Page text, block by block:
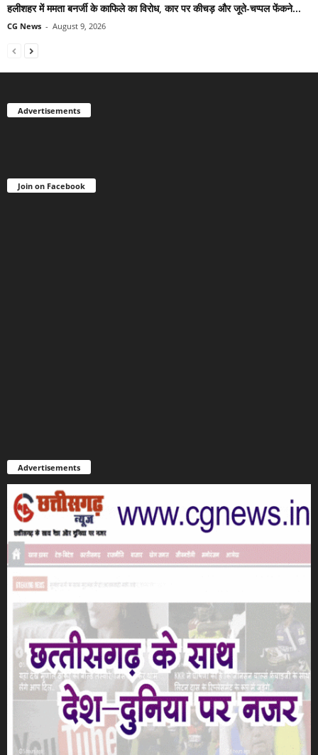
हलीशहर में ममता बनर्जी के काफिले का विरोध, कार पर कीचड़ और जूते-चप्पल फेंकने...
CG News - August 9, 2026
Advertisements
Join on Facebook
Advertisements